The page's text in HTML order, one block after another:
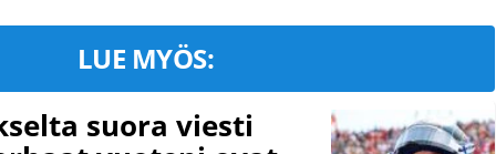
LUE MYÖS:
suora viesti